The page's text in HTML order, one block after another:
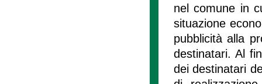
nel comune in
situazione
pubblicità alla
destinatari. Al
dei destinatari